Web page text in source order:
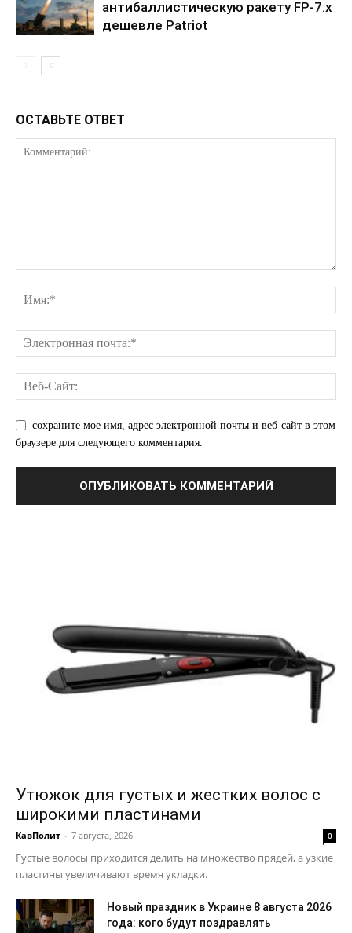
антибаллистическую ракету FP-7.x
дешевле Patriot
ОСТАВЬТЕ ОТВЕТ
сохраните мое имя, адрес электронной почты и веб-сайт в этом
браузере для следующего комментария.
Утюжок для густых и жестких волос с
широкими пластинами
КавПолит - 7 августа, 2026 0
Густые волосы приходится делить на множество прядей, а узкие
пластины увеличивают время укладки.
Новый праздник в Украине 8 августа 2026
года: кого будут поздравлять